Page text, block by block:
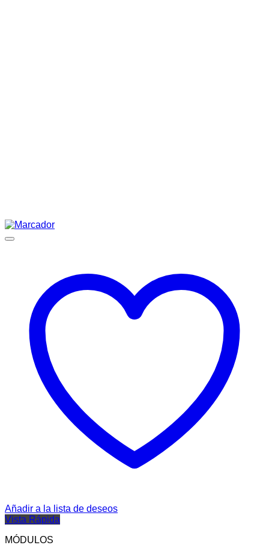
Añadir a la lista de deseos
Vista Rápida
MÓDULOS